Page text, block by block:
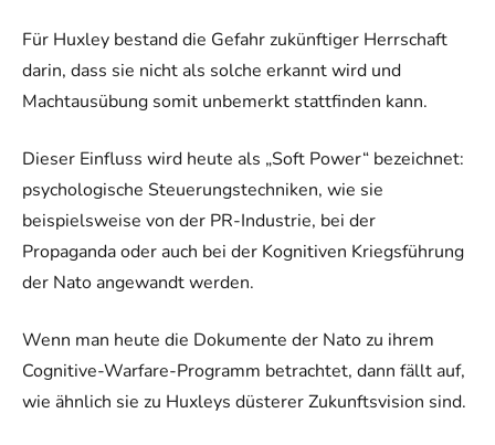
Für Huxley bestand die Gefahr zukünftiger Herrschaft
darin, dass sie nicht als solche erkannt wird und
Machtausübung somit unbemerkt stattfinden kann.
Dieser Einfluss wird heute als „Soft Power“ bezeichnet:
psychologische Steuerungstechniken, wie sie
beispielsweise von der PR-Industrie, bei der
Propaganda oder auch bei der Kognitiven Kriegsführung
der Nato angewandt werden.
Wenn man heute die Dokumente der Nato zu ihrem
Cognitive-Warfare-Programm betrachtet, dann fällt auf,
wie ähnlich sie zu Huxleys düsterer Zukunftsvision sind.